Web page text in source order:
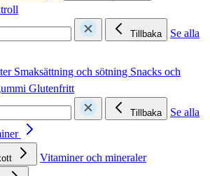
Tillbaka
Se alla
Smaksättning och sötning Snacks och
Glutenfritt
Tillbaka
Se alla
Vitaminer och mineraler